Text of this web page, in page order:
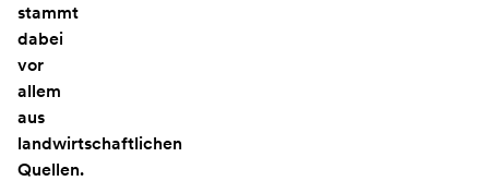
stammt
dabei
vor
allem
aus
landwirtschaftlichen
Quellen.